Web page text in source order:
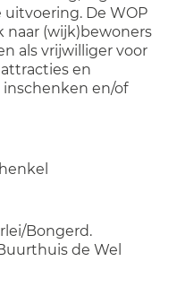
De WOP
naar (wijk)bewoners
als vrijwilliger voor
en
en/of
Bongerd.
de Wel